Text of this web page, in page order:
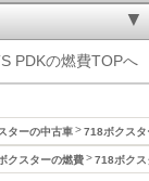
PDKの燃費TOPへ
ターの中古車 718ボクス
クスターの燃費 718ボク